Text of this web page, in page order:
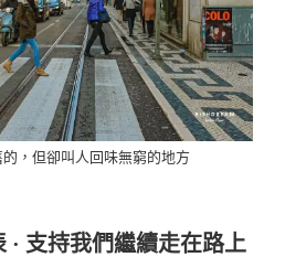
，但卻叫人回味無窮的地方
· 支持我們繼續走在路上